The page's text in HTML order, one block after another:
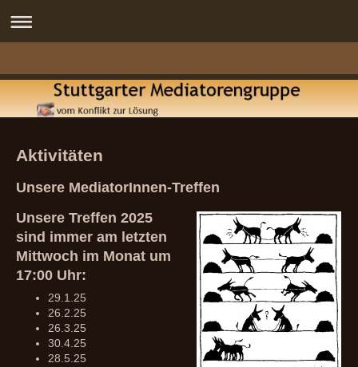
Aktivitäten
Unsere MediatorInnen-Treffen
Unsere Treffen 2025
sind immer am letzten
Mittwoch im Monat um
17:00 Uhr:
29.1.25
26.2.25
26.3.25
30.4.25
28.5.25